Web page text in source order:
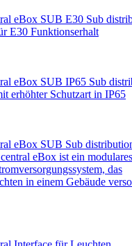
eBox SUB E30 Sub
E30 Funktionserhalt
eBox SUB IP65 Sub
erhöhter Schutzart in IP65
eBox SUB Sub
eBox ist ein
das
in einem Gebäude